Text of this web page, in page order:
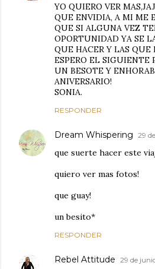
YO QUIERO VER
QUE ENVIDIA, A MI ME
QUE SI ALGUNA VEZ
OPORTUNIDAD YA SE
QUE HACER Y LAS QUE
ESPERO EL SIGUIENTE
UN BESOTE Y
ANIVERSARIO!
SONIA.
RESPONDER
Dream Whispering 29
que suerte hacer este
quiero ver mas fotos!
que guay!
un besito*
RESPONDER
Rebel Attitude 29 de